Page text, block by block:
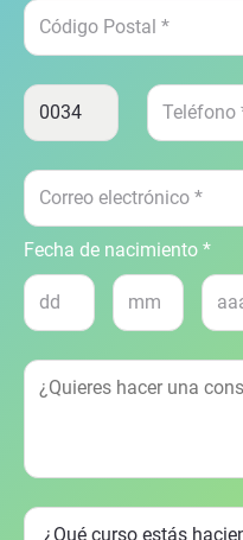
Fecha de nacimiento *